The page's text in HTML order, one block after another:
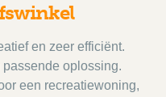
en zeer efficiënt.
oplossing.
een recreatiewoning,